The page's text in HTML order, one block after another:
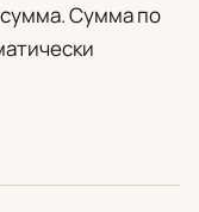
Сумма по